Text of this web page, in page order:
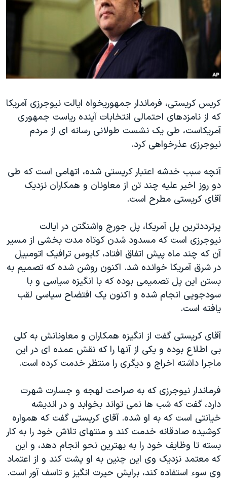
فرهنگ و زندگی
حقوق شهروندی
اقتصادی
علم و فناوری
گالری عکس
آرشیو پخش زنده
مستندها
انتخابات ریاست جمهوری آمریکا ۲۰۲۴
حمله جمهوری اسلامی به اسرائیل
رمز مهسا
اعتراضات زن، زندگی، آزادی
مجموعه مستندهای دادخواهی
تریبونال مردمی آبان ۹۸
چهل سال گروگان‌گیری
قانون شفافیت دارائی کادر رهبری ایران
اسرائیل در جنگ
نرگس محمدی برنده جایزه نوبل صلح
همایش محافظه‌کاران آمریکا «سی‌پک»
صفحه‌های ویژه
سفر پرزیدنت ترامپ به چین
دنبال کنید
زبانهای مختلف
کریس کریستی، فرماندار جمهوریخواه ایالت نیوجرزی آمریکا
که از نامزدهای احتمالی انتخابات آینده ریاست جمهوری
آمریکاست، طی یک نشست طولانی رسانه ای از مردم
نیوجرزی عذرخواهی کرد.
آنچه سبب خدشه اعتبار کریستی شده، اتهامی است که طی
دو روز اخیر علیه چند تن از معاونان و همکاران نزدیک
آقای کریستی مطرح است.
پرترددترین پل آمریکا، پل جورج واشنگتن در ایالت
نیوجرزی است که مسدود شدن کوتاه مدت بخشی از مسیر
آن که چند ماه پیش اتفاق افتاد، کابوس ترافیک اتومبیل
در شرق آمریکا خوانده شد. اکنون روشن شده که تصمیم به
بستن این پل تصمیمی بوده که با انگیزه سیاسی و با
سودجویی انجام شده و اکنون یک افتضاح سیاسی لقب
یافته است.
آقای کریستی گفت از انگیزه همکاران و معاونانش به کلی
بی اطلاع بوده و یکی از آنها را که نقش عمده ای در این
ماجرا داشته اخراج و دیگری را منتظر خدمت کرده است.
فرماندار نیوجرزی که به صراحت لهجه و جسارت شهرت
دارد، گفت که شب ها نمی تواند بخوابد و در اندیشه
خیانتی است که به او شده. آقای کریستی گفت که همواره
کوشیده صادقانه خدمت کند و منتهای تلاش خود را به کار
بسته تا وظایف خود را به بهترین نحو انجام دهد، و این
که معتمد نزدیک وی این چنین به او پشت کند و از اعتماد
وی سوء استفاده کند، برایش حیرت انگیز و تاسف آور است.